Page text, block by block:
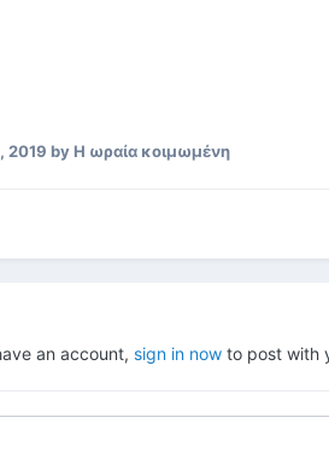
2019 by Η ωραία κοιμωμένη
an account, sign in now to post with